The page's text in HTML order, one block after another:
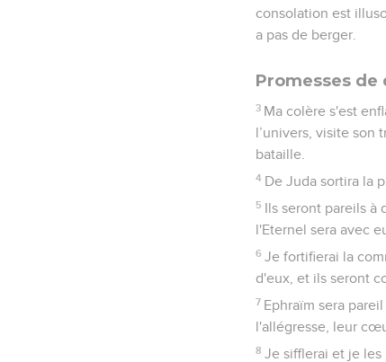
consolation est
a pas de berger.
Promesses de
3 Ma colère s'est
l’univers, visite son
bataille.
4 De Juda sortira la
5 Ils seront pareils à
l'Eternel sera avec
6 Je fortifierai la
d'eux, et ils seront
7 Ephraïm sera
l'allégresse, leur
8 Je sifflerai et je les